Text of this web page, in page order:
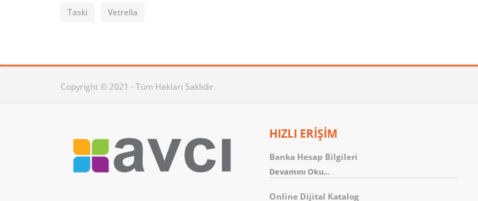
Taski Vetrella
Copyright © 2021 - Tüm Hakları Saklıdır.
HIZLI ERİŞİM
Banka Hesap Bilgileri
Devamını Oku...
Online Dijital Katalog